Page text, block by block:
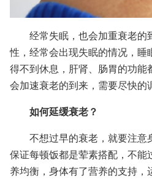
经常失眠，也会加重衰老的
性，经常会出现失眠的情况，睡
得不到休息，肝肾、肠胃的功能
会加速衰老的到来，需要尽快的
如何延缓衰老？
不想过早的衰老，就要注意
保证每顿饭都是荤素搭配，不能
养均衡，身体有了营养的支持，